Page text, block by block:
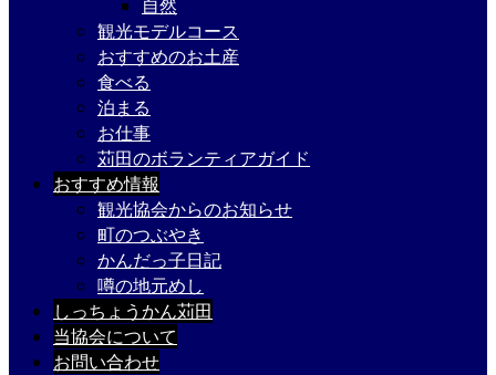
自然
観光モデルコース
おすすめのお土産
食べる
泊まる
お仕事
苅田のボランティアガイド
おすすめ情報
観光協会からのお知らせ
町のつぶやき
かんだっ子日記
噂の地元めし
しっちょうかん苅田
当協会について
お問い合わせ